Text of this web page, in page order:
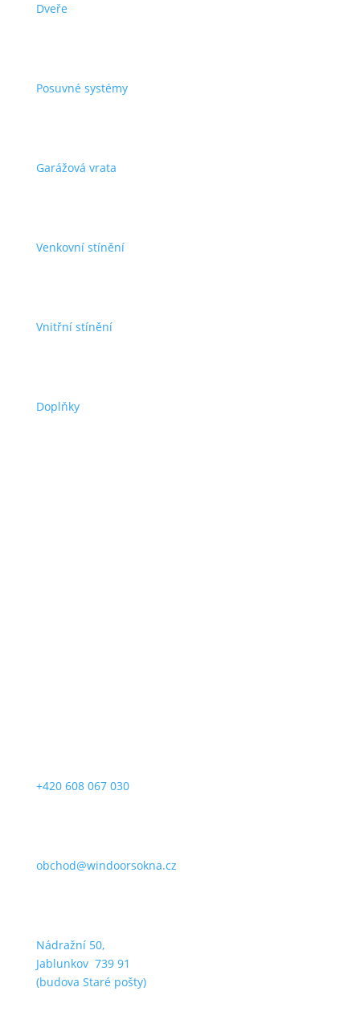
Dveře
Posuvné systémy
Garážová vrata
Venkovní stínění
Vnitřní stínění
Doplňky
+420 608 067 030
obchod@windoorsokna.cz
Nádražní 50,
Jablunkov 739 91
(budova Staré pošty)